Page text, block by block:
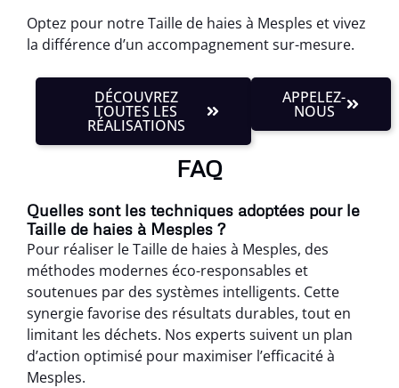
Optez pour notre Taille de haies à Mesples et vivez
la différence d’un accompagnement sur-mesure.
DÉCOUVREZ
TOUTES LES
RÉALISATIONS
APPELEZ-
NOUS
FAQ
Quelles sont les techniques adoptées pour le
Taille de haies à Mesples ?
Pour réaliser le Taille de haies à Mesples, des
méthodes modernes éco-responsables et
soutenues par des systèmes intelligents. Cette
synergie favorise des résultats durables, tout en
limitant les déchets. Nos experts suivent un plan
d’action optimisé pour maximiser l’efficacité à
Mesples.